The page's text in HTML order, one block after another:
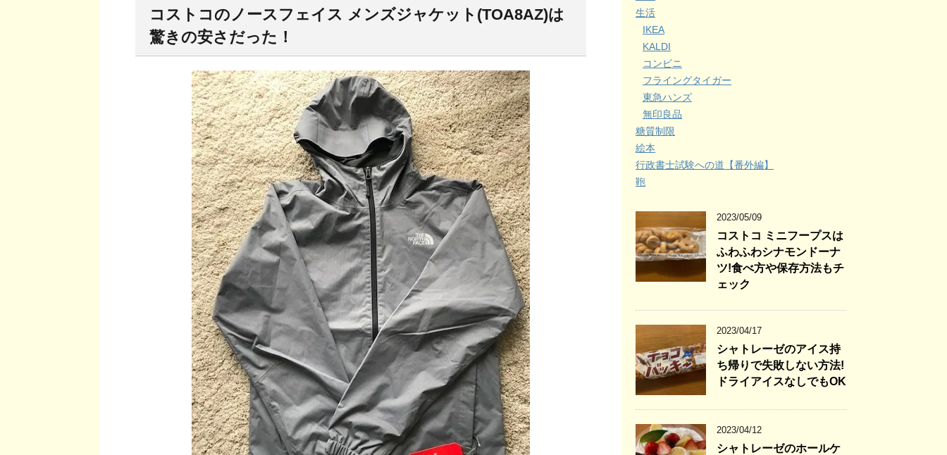
コストコのノースフェイス メンズジャケット(TOA8AZ)は
驚きの安さだった！
生活
IKEA
KALDI
コンビニ
フライングタイガー
東急ハンズ
無印良品
糖質制限
絵本
行政書士試験への道【番外編】
鞄
2023/05/09
コストコ ミニフープスは
ふわふわシナモンドーナ
ツ!食べ方や保存方法もチ
ェック
2023/04/17
シャトレーゼのアイス持
ち帰りで失敗しない方法!
ドライアイスなしでもOK
2023/04/12
シャトレーゼのホールケ